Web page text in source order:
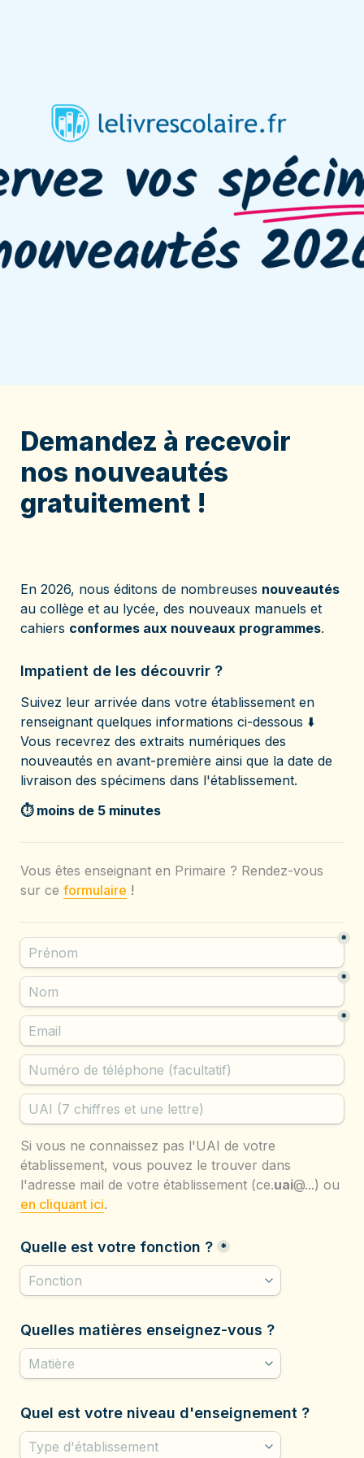
Demandez à recevoir
nos nouveautés
gratuitement !
En 2026, nous éditons de nombreuses nouveautés
au collège et au lycée, des nouveaux manuels et
cahiers conformes aux nouveaux programmes.
Impatient de les découvrir ?
Suivez leur arrivée dans votre établissement en
renseignant quelques informations ci-dessous ⬇️
Vous recevrez des extraits numériques des
nouveautés en avant-première ainsi que la date de
livraison des spécimens dans l'établissement.
⏱️ moins de 5 minutes
Vous êtes enseignant en Primaire ? Rendez-vous
sur ce formulaire !
*
*
*
Si vous ne connaissez pas l'UAI de votre
établissement, vous pouvez le trouver dans
l'adresse mail de votre établissement (ce.uai
en cliquant ici.
Quelle est votre fonction ? *
Quelles matières enseignez-vous ?
Quel est votre niveau d'enseignement ?